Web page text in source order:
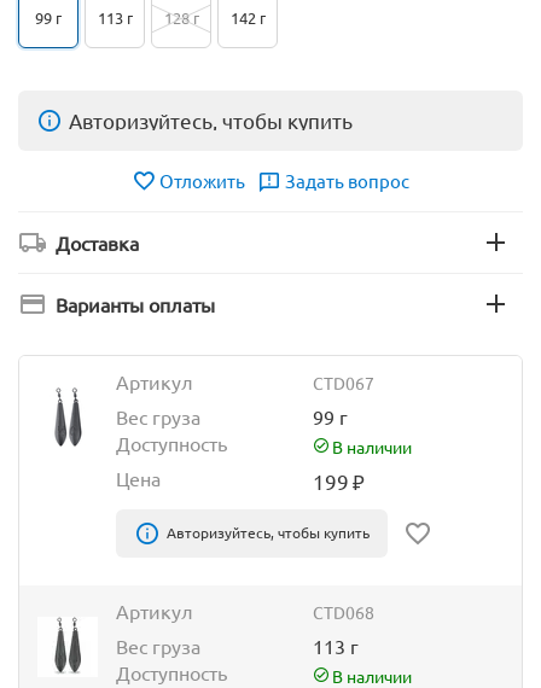
99 г 113 г 128 г 142 г
Авторизуйтесь, чтобы купить
Отложить Задать вопрос
Доставка
Варианты оплаты
Артикул CTD067
Вес груза
99 г
Доступность
В наличии
Цена 199₽
Авторизуйтесь, чтобы купить
Артикул CTD068
Вес груза
113 г
Доступность
В наличии